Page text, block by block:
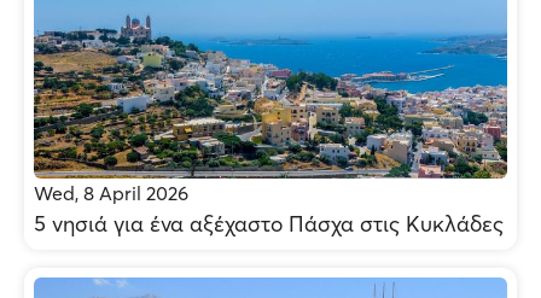
Wed, 8 April 2026
5 νησιά για ένα αξέχαστο Πάσχα στις Κυκλάδες